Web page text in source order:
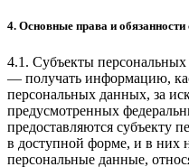
4. Основные права и
4.1. Субъекты
— получать информацию,
персональных данных, за
предусмотренных
предоставляются субъекту
в доступной форме, и в них
персональные данные,